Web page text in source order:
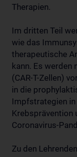
Therapien.
Im dritten Teil
wie das
therapeutische
kann. Es werden
(CAR-T-Zellen)
in die
Impfstrategien
Krebsprävention
Coronavirus-
Zu den